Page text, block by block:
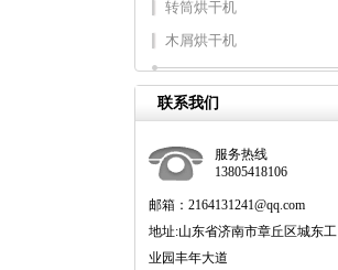
转筒烘干机
木屑烘干机
联系我们
服务热线
13805418106
邮箱：2164131241@qq.com
地址:山东省济南市章丘区城东工
业园丰年大道